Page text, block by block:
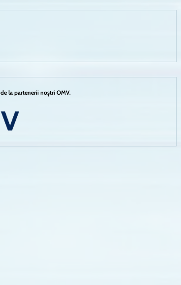
la partenerii noștri OMV.